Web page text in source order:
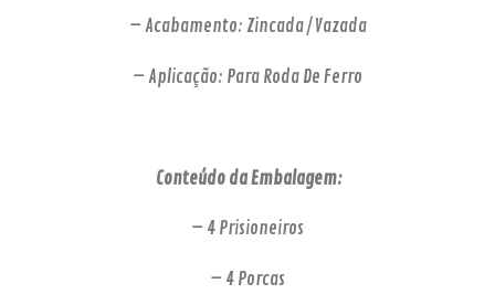
– Acabamento: Zincada / Vazada
– Aplicação: Para Roda De Ferro
Conteúdo da Embalagem:
– 4 Prisioneiros
– 4 Porcas